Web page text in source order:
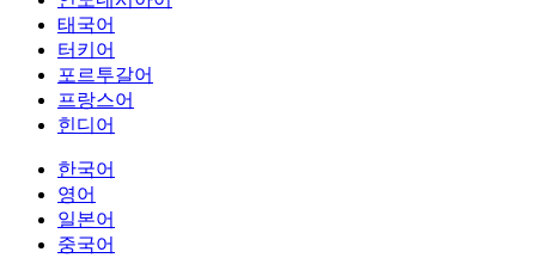
태국어
터키어
포르투갈어
프랑스어
힌디어
한국어
영어
일본어
중국어